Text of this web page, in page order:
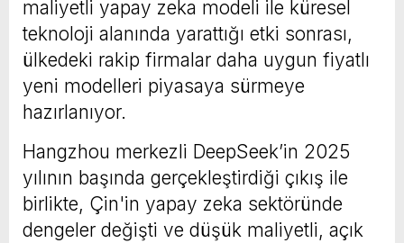
maliyetli yapay zeka modeli ile küresel
teknoloji alanında yarattığı etki sonrası,
ülkedeki rakip firmalar daha uygun fiyatlı
yeni modelleri piyasaya sürmeye
hazırlanıyor.
Hangzhou merkezli DeepSeek’in 2025
yılının başında gerçekleştirdiği çıkış ile
birlikte, Çin'in yapay zeka sektöründe
dengeler değişti ve düşük maliyetli, açık